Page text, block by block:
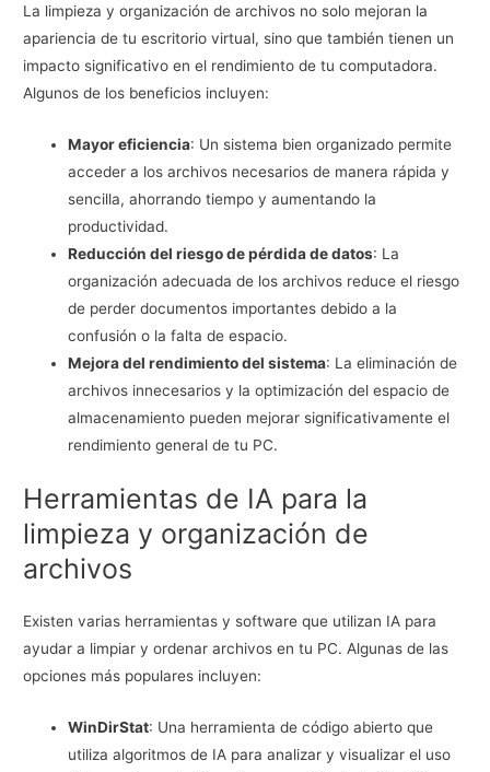
La limpieza y organización de archivos no solo mejoran la
apariencia de tu escritorio virtual, sino que también tienen un
impacto significativo en el rendimiento de tu computadora.
Algunos de los beneficios incluyen:
Mayor eficiencia: Un sistema bien organizado permite
acceder a los archivos necesarios de manera rápida y
sencilla, ahorrando tiempo y aumentando la
productividad.
Reducción del riesgo de pérdida de datos: La
organización adecuada de los archivos reduce el riesgo
de perder documentos importantes debido a la
confusión o la falta de espacio.
Mejora del rendimiento del sistema: La eliminación de
archivos innecesarios y la optimización del espacio de
almacenamiento pueden mejorar significativamente el
rendimiento general de tu PC.
Herramientas de IA para la
limpieza y organización de
archivos
Existen varias herramientas y software que utilizan IA para
ayudar a limpiar y ordenar archivos en tu PC. Algunas de las
opciones más populares incluyen:
WinDirStat: Una herramienta de código abierto que
utiliza algoritmos de IA para analizar y visualizar el uso